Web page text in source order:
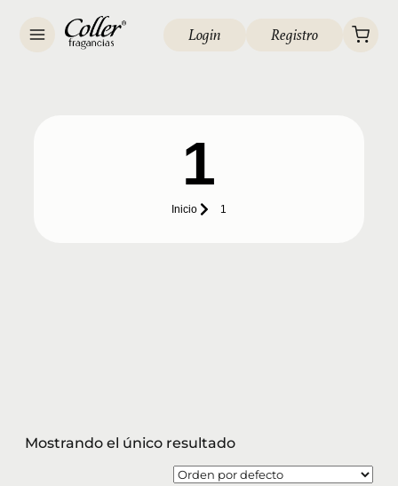
Login Registro
1
Inicio 1
Mostrando el único resultado